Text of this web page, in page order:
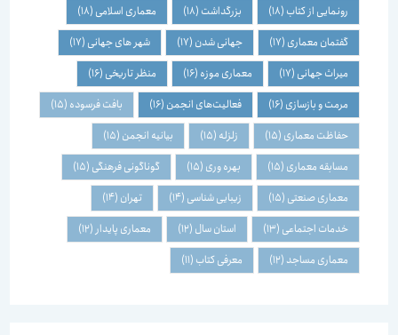
رونمایی از کتاب(18) بزرگداشت(18) معماری اسلامی(18)
گفتمان معماری(17) جهانی شدن(17) شهر های جهانی(17)
میراث جهانی(17) معماری موزه(16) منظر تاریخی(16)
مرمت و بازسازی(16) فعالیت‌های انجمن(16) بافت فرسوده(15)
حفاظت معماری(15) زلزله(15) بیانیه انجمن(15)
مسابقه معماری(15) بهره وری(15) گوناگونی فرهنگی(15)
معماری صنعتی(15) زیبایی شناسی(14) تهران(14)
خدمات اجتماعی(13) استان سال(12) معماری پایدار(12)
معماری مساجد(12) معرفی کتاب(11)